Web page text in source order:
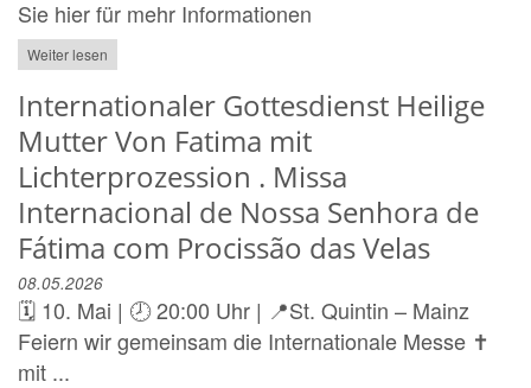
Sie hier für mehr Informationen
Weiter lesen
Internationaler Gottesdienst Heilige
Mutter Von Fatima mit
Lichterprozession . Missa
Internacional de Nossa Senhora de
Fátima com Procissão das Velas
08.05.2026
🗓️ 10. Mai | 🕗 20:00 Uhr | 📍St. Quintin – Mainz
Feiern wir gemeinsam die Internationale Messe ✝️
mit ...